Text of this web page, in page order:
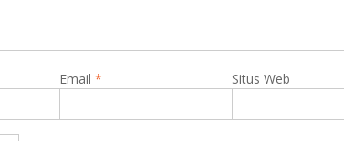
Email * Situs Web